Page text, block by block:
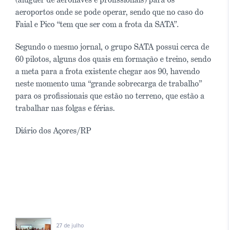
aeroportos onde se pode operar, sendo que no caso do
Faial e Pico “tem que ser com a frota da SATA”.
Segundo o mesmo jornal, o grupo SATA possui cerca de
60 pilotos, alguns dos quais em formação e treino, sendo
a meta para a frota existente chegar aos 90, havendo
neste momento uma “grande sobrecarga de trabalho”
para os profissionais que estão no terreno, que estão a
trabalhar nas folgas e férias.
Diário dos Açores/RP
27 de julho